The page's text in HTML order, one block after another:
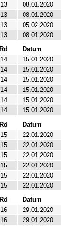
13
08.01.2020
13
08.01.2020
13
05.02.2020
13
08.01.2020
Rd
Datum
14
15.01.2020
14
15.01.2020
14
15.01.2020
14
15.01.2020
14
15.01.2020
14
15.01.2020
Rd
Datum
15
22.01.2020
15
22.01.2020
15
22.01.2020
15
22.01.2020
15
22.01.2020
15
22.01.2020
Rd
Datum
16
29.01.2020
16
29.01.2020